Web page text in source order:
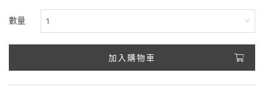
數量
加入購物車